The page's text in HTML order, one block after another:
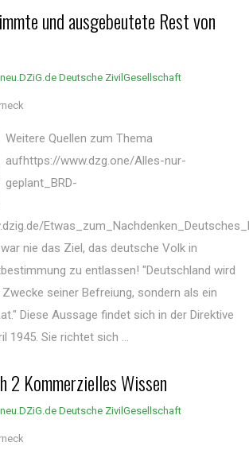
und ausgebeutete Rest von
neu.DZiG.de Deutsche ZivilGesellschaft
Weitere Quellen zum Thema
aufhttps://www.dzg.one/Alles-nur-
geplant_BRD-
nie das Ziel, das deutsche Volk in
zu entlassen! "Deutschland wird
seiner Befreiung, sondern als ein
Diese Aussage findet sich in der Direktive
1945. Sie richtet sich ...
2 Kommerzielles Wissen
neu.DZiG.de Deutsche ZivilGesellschaft